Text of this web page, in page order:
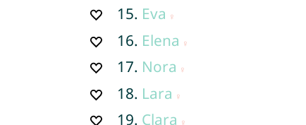
15. Eva
16. Elena
17. Nora
18. Lara
19. Clara